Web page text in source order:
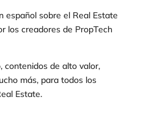
español sobre el Real Estate
los creadores de PropTech
contenidos de alto valor,
más, para todos los
Estate.